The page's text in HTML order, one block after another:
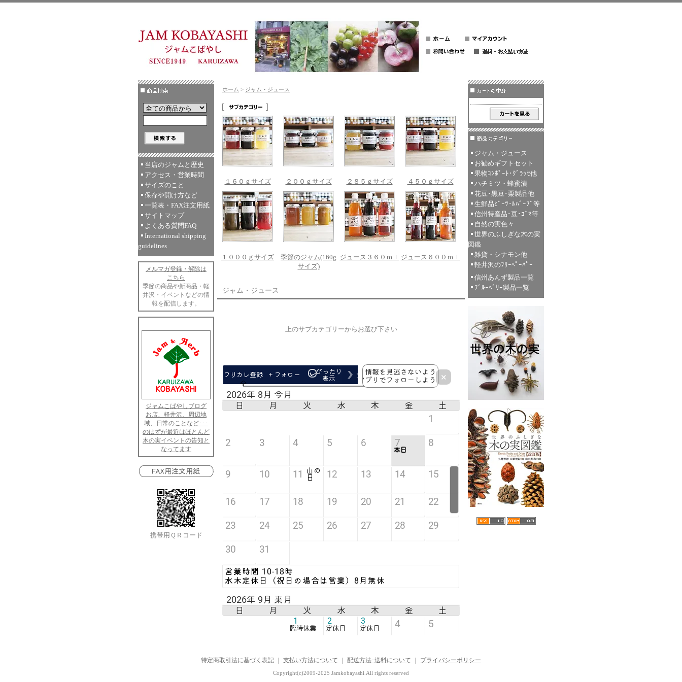
当店のジャムと歴史
アクセス・営業時間
サイズのこと
保存や開け方など
一覧表・FAX注文用紙
サイトマップ
よくある質問FAQ
International shipping
guidelines
メルマガ登録・解除は
こちら
季節の商品や新商品・軽
井沢・イベントなどの情
報を配信します。
ジャムこばやしブログ
お店、軽井沢、周辺地
域、日常のことなど･･･
のはずが最近はほとんど
木の実イベントの告知と
なってます
携帯用ＱＲコード
ホーム > ジャム・ジュース
１６０ｇサイズ ２００ｇサイズ ２８５ｇサイズ ４５０ｇサイズ
１０００ｇサイズ
季節のジャム(160g
サイズ)
ジュース３６０ｍｌ ジュース６００ｍｌ
ジャム・ジュース
上のサブカテゴリーからお選び下さい
ジャム・ジュース
お勧めギフトセット
果物ｺﾝﾎﾟｰﾄ･ｸﾞﾗｯｾ他
ハチミツ・蜂蜜漬
花豆･黒豆･栗製品他
生鮮品ﾋﾞｰﾂ･ﾙﾊﾞｰﾌﾞ等
信州特産品･豆･ｺﾞﾏ等
自然の実色々
世界のふしぎな木の実
図鑑
雑貨・シナモン他
軽井沢のﾌﾘｰﾍﾟｰﾊﾟｰ
信州あんず製品一覧
ﾌﾞﾙｰﾍﾞﾘｰ製品一覧
特定商取引法に基づく表記 支払い方法について 配送方法･送料について プライバシーポリシー
Copyright(c)2009-2025 Jamkobayashi.All rights reserved